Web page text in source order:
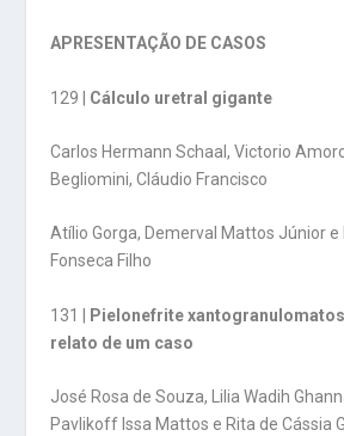
APRESENTAÇÃO DE CASOS
129 | Cálculo uretral gigante
Carlos Hermann Schaal, Victorio
Begliomini, Cláudio Francisco
Atílio Gorga, Demerval Mattos Júnior e
Fonseca Filho
131 |
Pielonefrite
relato de um caso
José Rosa de Souza, Lilia Wadih
Pavlikoff Issa Mattos e Rita de Cássia